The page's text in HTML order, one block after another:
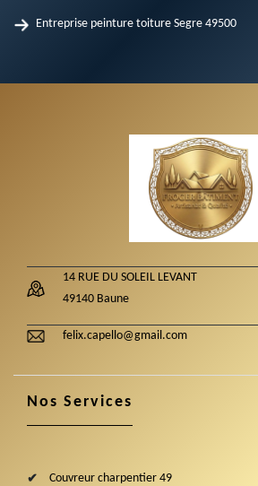
Entreprise peinture toiture Segre 49500
14 RUE DU SOLEIL LEVANT
49140 Baune
felix.capello@gmail.com
Nos Services
Couvreur charpentier 49